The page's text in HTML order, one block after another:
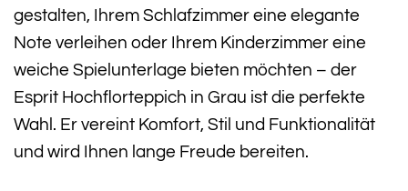
gestalten, Ihrem Schlafzimmer eine elegante
Note verleihen oder Ihrem Kinderzimmer eine
weiche Spielunterlage bieten möchten – der
Esprit Hochflorteppich in Grau ist die perfekte
Wahl. Er vereint Komfort, Stil und Funktionalität
und wird Ihnen lange Freude bereiten.